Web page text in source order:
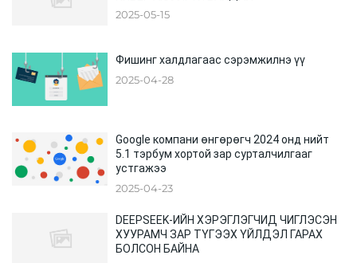
2025-05-15
Фишинг халдлагаас сэрэмжилнэ үү
2025-04-28
Google компани өнгөрөгч 2024 онд нийт
5.1 тэрбум хортой зар сурталчилгааг
устгажээ
2025-04-23
DEEPSEEK-ИЙН ХЭРЭГЛЭГЧИД ЧИГЛЭСЭН
ХУУРАМЧ ЗАР ТҮГЭЭХ ҮЙЛДЭЛ ГАРАХ
БОЛСОН БАЙНА